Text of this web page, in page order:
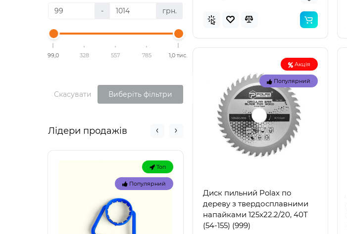
- грн.
99,0 328 557 785 1,0 тис.
Скасувати Виберіть фільтри
Лідери продажів
Топ
Популярний
Акція
Популярний
Диск пильний Polax по
дереву з твердосплавними
напайками 125x22.2/20, 40Т
(54-155) (999)